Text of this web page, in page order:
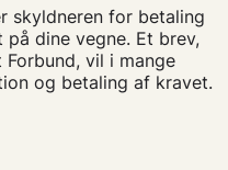
skyldneren for betaling
dine vegne. Et brev,
vil i mange
og betaling af kravet.